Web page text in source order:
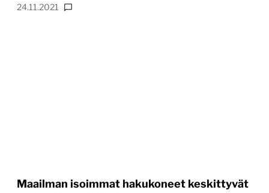
24.11.2021
Maailman isoimmat hakukoneet keskittyvät